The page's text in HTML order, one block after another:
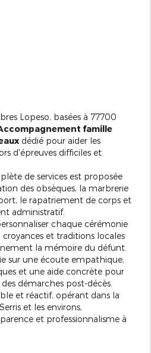
Lopeso, basées à 77700
famille
dédié pour aider les
d'épreuves difficiles et
de services est proposée
des obsèques, la marbrerie
le rapatriement de corps et
administratif.
chaque cérémonie
croyances et traditions locales
la mémoire du défunt.
sur une écoute empathique,
et une aide concrète pour
démarches post-décès.
et réactif, opérant dans la
et les environs,
et professionnalisme à